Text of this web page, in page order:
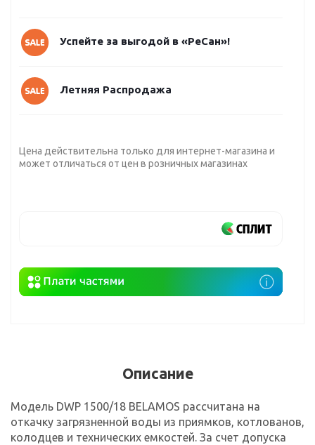
Успейте за выгодой в «РеСан»!
Летняя Распродажа
Цена действительна только для интернет-магазина и
может отличаться от цен в розничных магазинах
Описание
Модель DWP 1500/18 BELAMOS рассчитана на
откачку загрязненной воды из приямков, котлованов,
колодцев и технических емкостей. За счет допуска